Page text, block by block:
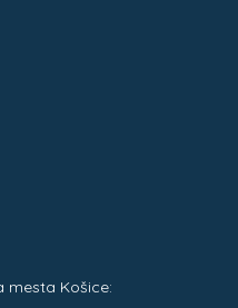
mesta Košice: